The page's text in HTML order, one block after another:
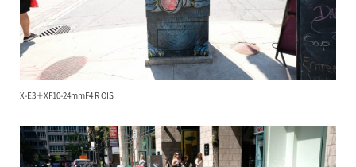
X-E3＋XF10-24mmF4 R OIS